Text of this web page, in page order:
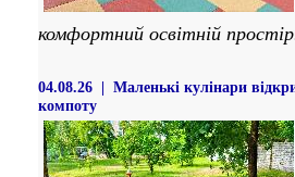
комфортний освітній
04.08.26 | Маленькі кулінари
компоту